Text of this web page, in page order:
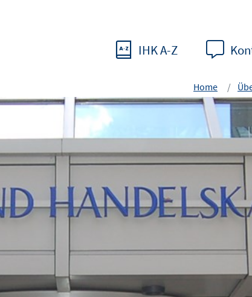
IHK A-Z
Home